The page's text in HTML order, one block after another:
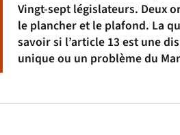
Vingt-sept législateurs. Deux
le plancher et le plafond. La
savoir si l’article 13 est une
unique ou un problème du